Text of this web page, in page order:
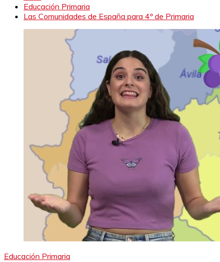
Educación Primaria
Las Comunidades de España para 4º de Primaria
Educación Primaria